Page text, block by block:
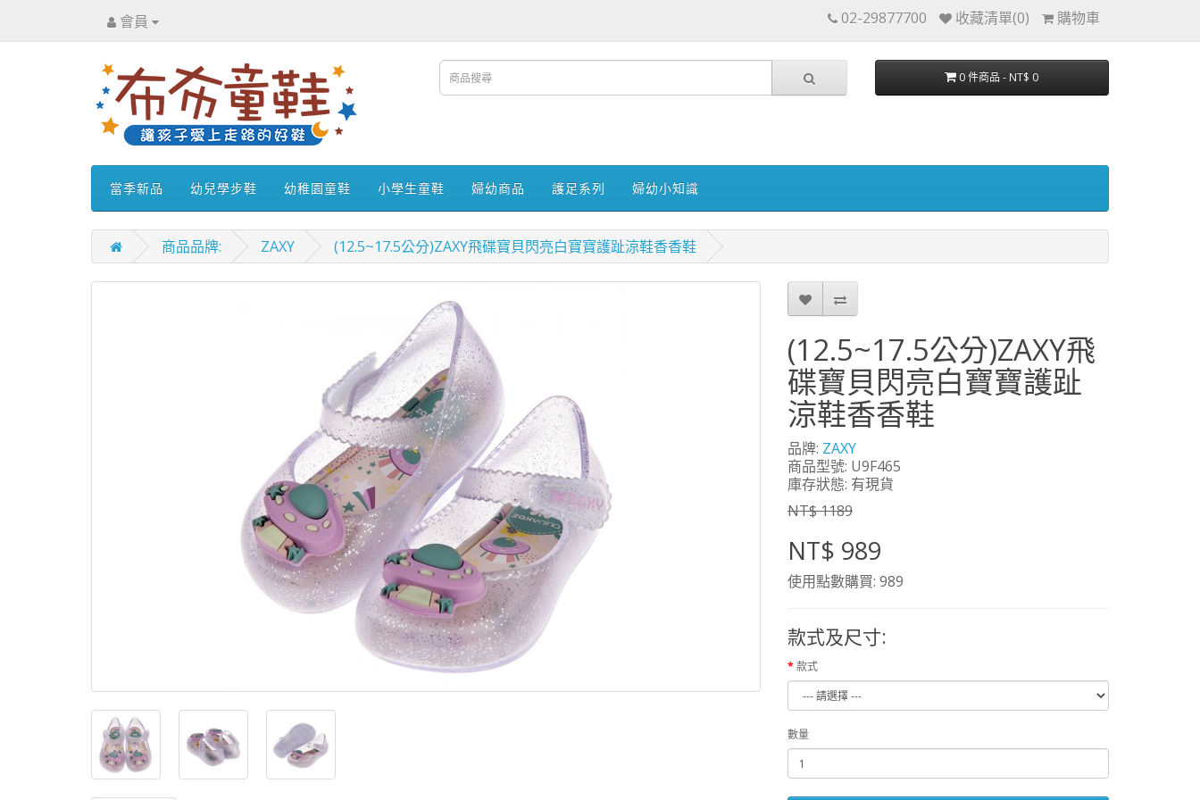
會員 02-29877700 收藏清單(0) 購物車
0 件商品 - NT$ 0
當季新品 幼兒學步鞋 幼稚園童鞋 小學生童鞋 婦幼商品 護足系列 婦幼小知識
商品品牌: ZAXY (12.5~17.5公分)ZAXY飛碟寶貝閃亮白寶寶護趾涼鞋香香鞋
(12.5~17.5公分)ZAXY飛
碟寶貝閃亮白寶寶護趾
涼鞋香香鞋
品牌: ZAXY
商品型號: U9F465
庫存狀態: 有現貨
NT$ 1189
NT$ 989
使用點數購買: 989
款式及尺寸:
款式
數量